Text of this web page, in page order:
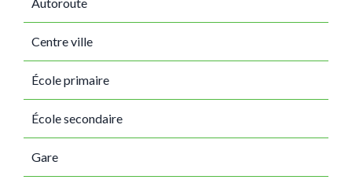
Centre ville
École primaire
École secondaire
Gare